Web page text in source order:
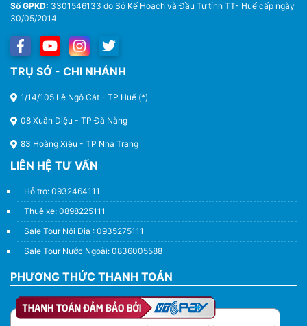
Thuê Xe Du Lịch Tại Huế – Từ 4 Chỗ Đến 45 Chỗ
Số GPKD: 3301546133 do Sở Kế Hoạch và Đầu Tư tỉnh TT- Huế cấp ngày
30/05/2014.
TRỤ SỞ - CHI NHÁNH
1/14/105 Lê Ngô Cát - TP Huế (*)
08 Xuân Diệu - TP Đà Nẵng
83 Hoàng Xiệu - TP Nha Trang
LIÊN HỆ TƯ VẤN
Hỗ trợ: 0932464111
Thuê xe: 0898225111
Sale Tour Nội Địa : 0935275111
Sale Tour Nước Ngoài: 0836005588
PHƯƠNG THỨC THANH TOÁN